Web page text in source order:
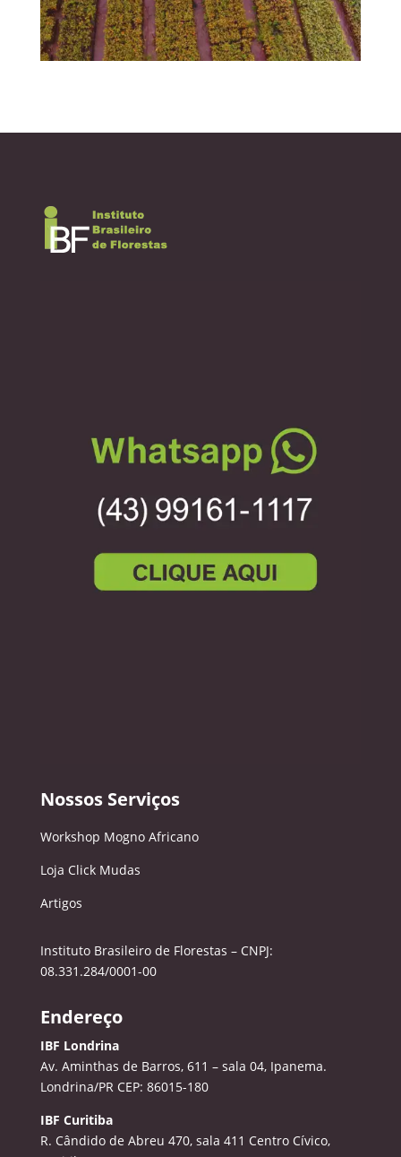
Nossos Serviços
Workshop Mogno Africano
Loja Click Mudas
Artigos
Instituto Brasileiro de Florestas – CNPJ:
08.331.284/0001-00
Endereço
IBF Londrina
Av. Aminthas de Barros, 611 – sala 04, Ipanema.
Londrina/PR CEP: 86015-180
IBF Curitiba
R. Cândido de Abreu 470, sala 411 Centro Cívico,